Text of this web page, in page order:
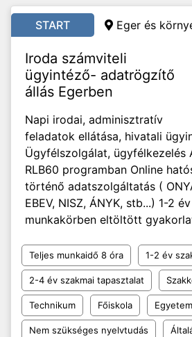
START Eger és
Iroda számviteli
ügyintéző- adatrögzítő
állás Egerben
Napi irodai, adminisztratív
feladatok ellátása, hivatali
Ügyfélszolgálat, ügyfélkezelés
RLB60 programban Online
történő adatszolgáltatás (
EBEV, NISZ, ÁNYK, stb...) 1-2
munkakörben eltöltött
Teljes munkaidő 8 óra 1-2 év
2-4 év szakmai tapasztalat
Technikum Főiskola Egyetem
Nem szükséges nyelvtudás